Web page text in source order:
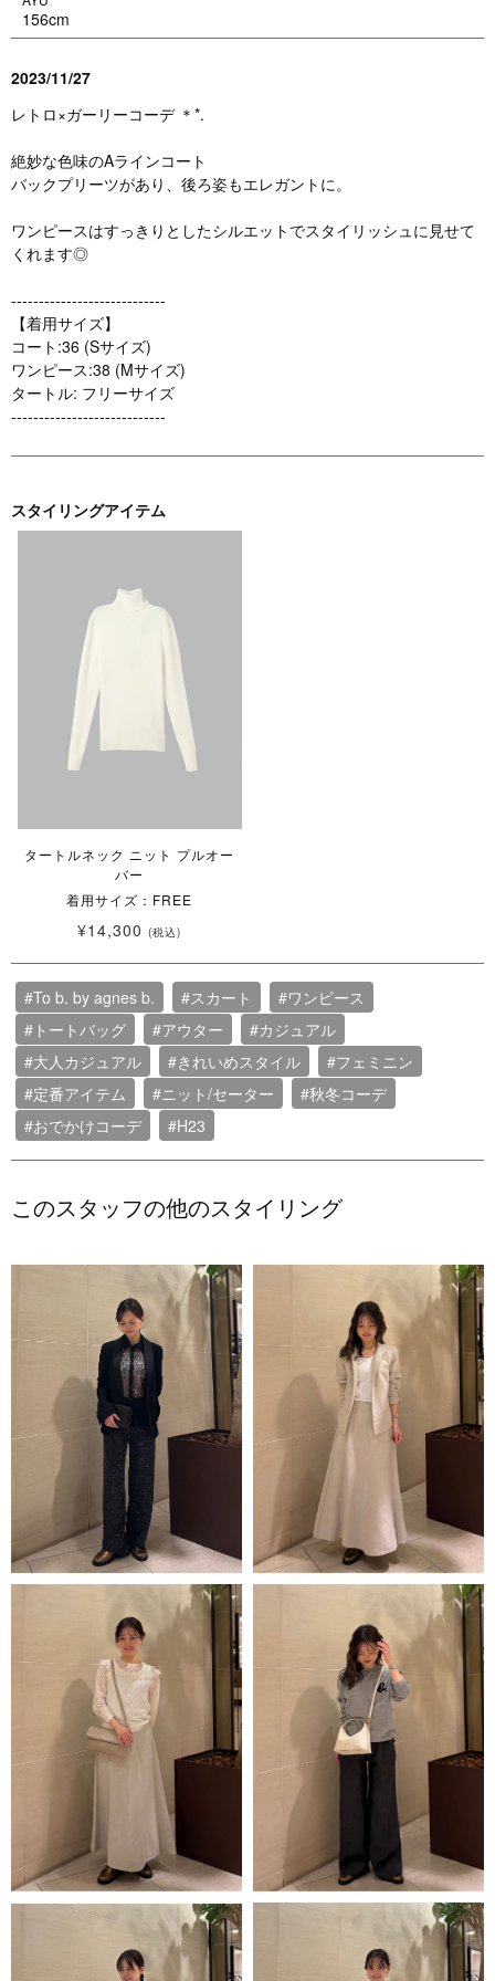
156cm
2023/11/27
レトロ×ガーリーコーデ ＊*.
絶妙な色味のAラインコート
バックプリーツがあり、後ろ姿もエレガントに。
ワンピースはすっきりとしたシルエットでスタイリッシュに見せて
くれます◎
----------------------------
【着用サイズ】
コート:36 (Sサイズ)
ワンピース:38 (Mサイズ)
タートル: フリーサイズ
----------------------------
スタイリングアイテム
タートルネック ニット プルオー
バー
着用サイズ：FREE
¥14,300 (税込)
#To b. by agnes b. #スカート
#ワンピース
#トートバッグ
#アウター
#カジュアル
#大人カジュアル
#きれいめスタイル
#フェミニン
#定番アイテム
#ニット/セーター
#秋冬コーデ
#おでかけコーデ
#H23
このスタッフの他のスタイリング